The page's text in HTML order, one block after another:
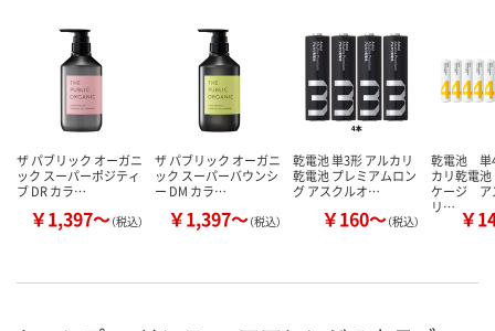
カゴへ カ
ザ パブリック オーガニ
ック スーパーポジティ
ブ DR カラ…
￥1,397～（税込）
ザ パブリック オーガニ
ック スーパーバウンシ
ー DM カラ…
￥1,397～（税込）
乾電池 単3形 アルカリ
乾電池 プレミアムロン
グ アスクルオ…
￥160～（税込）
乾電池
カリ乾電
ケージ ア
リ… ￥